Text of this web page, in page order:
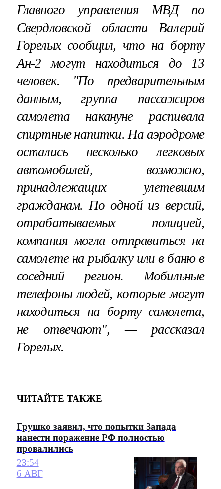
Главного управления МВД по
Свердловской области Валерий
Горелых сообщил, что на борту
Ан-2 могут находиться до 13
человек. "По предварительным
данным, группа пассажиров
самолета накануне распивала
спиртные напитки. На аэродроме
остались несколько легковых
автомобилей, возможно,
принадлежащих улетевшим
гражданам. По одной из версий,
отрабатываемых полицией,
компания могла отправиться на
самолете на рыбалку или в баню в
соседний регион. Мобильные
телефоны людей, которые могут
находиться на борту самолета,
не отвечают", — рассказал
Горелых.
ЧИТАЙТЕ ТАКЖЕ
Грушко заявил, что попытки Запада
нанести поражение РФ полностью
провалились
23:54
6 АВГ